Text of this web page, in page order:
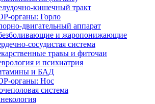
кишечный тракт
органы: Горло
двигательный аппарат
и жаропонижающие
сосудистая система
травы и фиточаи
и психиатрия
и БАД
органы: Нос
система